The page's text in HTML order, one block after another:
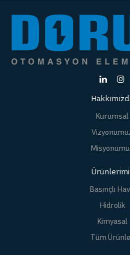
Kurumsal
Basınçlı
Hidrolik
Kimyasal
Tüm